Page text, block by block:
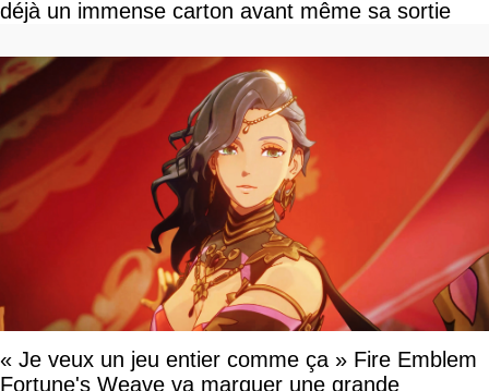
déjà un immense carton avant même sa sortie
« Je veux un jeu entier comme ça » Fire Emblem
Fortune's Weave va marquer une grande